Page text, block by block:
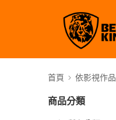
首頁 依影視作品
商品分類